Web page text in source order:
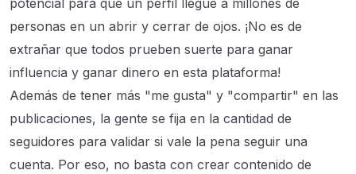
potencial para que un perfil llegue a millones de
personas en un abrir y cerrar de ojos. ¡No es de
extrañar que todos prueben suerte para ganar
influencia y ganar dinero en esta plataforma!
Además de tener más "me gusta" y "compartir" en las
publicaciones, la gente se fija en la cantidad de
seguidores para validar si vale la pena seguir una
cuenta. Por eso, no basta con crear contenido de